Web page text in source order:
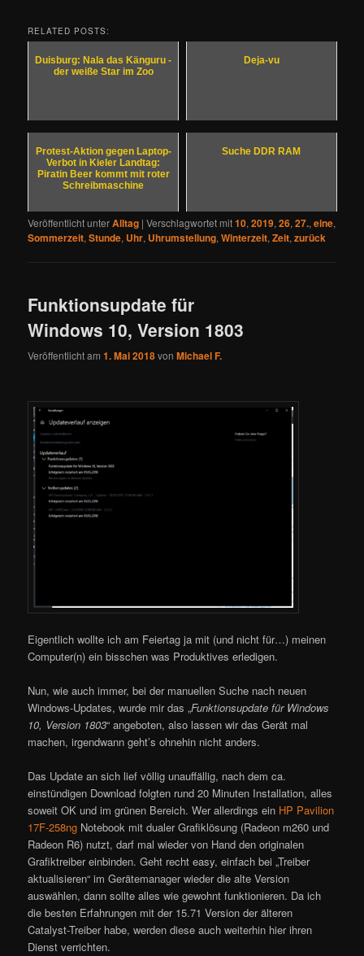
RELATED POSTS:
Duisburg: Nala das Känguru -
der weiße Star im Zoo
Deja-vu
Protest-Aktion gegen Laptop-
Verbot in Kieler Landtag:
Piratin Beer kommt mit roter
Schreibmaschine
Suche DDR RAM
Veröffentlicht unterAlltag |Verschlagwortet mit10,2019,26,27.,eine,
Sommerzeit,Stunde, Uhr, Uhrumstellung,Winterzeit,Zeit,zurück
Funktionsupdate für
Windows 10, Version 1803
Veröffentlicht am1. Mai 2018vonMichael F.
Eigentlich wollte ich am Feiertag ja mit (und nicht für…) meinen
Computer(n) ein bisschen was Produktives erledigen.
Nun, wie auch immer, bei der manuellen Suche nach neuen
Windows-Updates, wurde mir das „Funktionsupdate für Windows
10, Version 1803“ angeboten, also lassen wir das Gerät mal
machen, irgendwann geht’s ohnehin nicht anders.
Das Update an sich lief völlig unauffällig, nach dem ca.
einstündigen Download folgten rund 20 Minuten Installation, alles
soweit OK und im grünen Bereich. Wer allerdings ein HP Pavilion
17F-258ng Notebook mit dualer Grafiklösung (Radeon m260 und
Radeon R6) nutzt, darf mal wieder von Hand den originalen
Grafiktreiber einbinden. Geht recht easy, einfach bei „Treiber
aktualisieren“ im Gerätemanager wieder die alte Version
auswählen, dann sollte alles wie gewohnt funktionieren. Da ich
die besten Erfahrungen mit der 15.71 Version der älteren
Catalyst-Treiber habe, werden diese auch weiterhin hier ihren
Dienst verrichten.